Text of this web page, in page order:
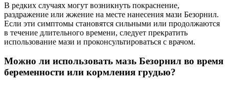
В редких случаях могут возникнуть покраснение,
раздражение или жжение на месте нанесения мази Безорнил.
Если эти симптомы становятся сильными или продолжаются
в течение длительного времени, следует прекратить
использование мази и проконсультироваться с врачом.
Можно ли использовать мазь Безорнил во время
беременности или кормления грудью?